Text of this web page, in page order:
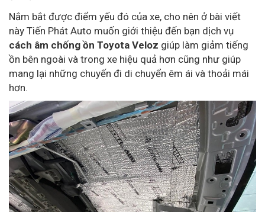
Nắm bắt được điểm yếu đó của xe, cho nên ở bài viết
này Tiến Phát Auto muốn giới thiệu đến bạn dịch vụ
cách âm chống ồn Toyota Veloz giúp làm giảm tiếng
ồn bên ngoài và trong xe hiệu quả hơn cũng như giúp
mang lại những chuyến đi di chuyển êm ái và thoải mái
hơn.